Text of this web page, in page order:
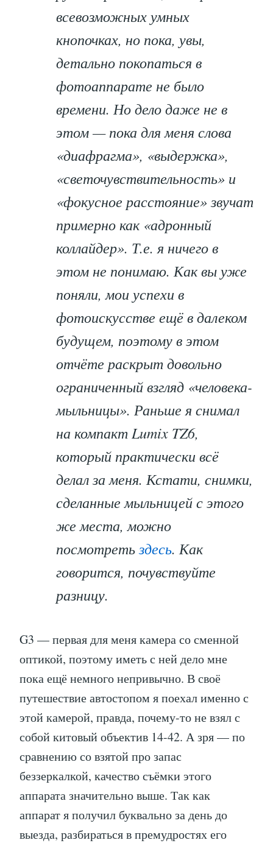
всевозможных умных
кнопочках, но пока, увы,
детально покопаться в
фотоаппарате не было
времени. Но дело даже не в
этом — пока для меня слова
«диафрагма», «выдержка»,
«светочувствительность» и
«фокусное расстояние» звучат
примерно как «адронный
коллайдер». Т.е. я ничего в
этом не понимаю. Как вы уже
поняли, мои успехи в
фотоискусстве ещё в далеком
будущем, поэтому в этом
отчёте раскрыт довольно
ограниченный взгляд «человека-
мыльницы». Раньше я снимал
на компакт Lumix TZ6,
который практически всё
делал за меня. Кстати, снимки,
сделанные мыльницей с этого
же места, можно
посмотретьздесь. Как
говорится, почувствуйте
разницу.
G3 — первая для меня камера со сменной
оптикой, поэтому иметь с ней дело мне
пока ещё немного непривычно. В своё
путешествие автостопом я поехал именно с
этой камерой, правда, почему-то не взял с
собой китовый объектив 14-42. А зря — по
сравнению со взятой про запас
беззеркалкой, качество съёмки этого
аппарата значительно выше. Так как
аппарат я получил буквально за день до
выезда, разбираться в премудростях его